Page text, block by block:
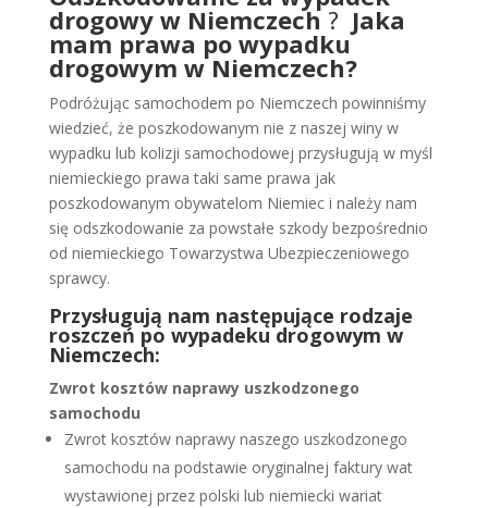
drogowy w Niemczech? Jaka
mam prawa po wypadku
drogowym w Niemczech?
Podróżując samochodem po Niemczech powinniśmy
wiedzieć, że poszkodowanym nie z naszej winy w
wypadku lub kolizji samochodowej przysługują w myśl
niemieckiego prawa taki same prawa jak
poszkodowanym obywatelom Niemiec i należy nam
się odszkodowanie za powstałe szkody bezpośrednio
od niemieckiego Towarzystwa Ubezpieczeniowego
sprawcy.
Przysługują nam następujące rodzaje
roszczeń po wypadeku drogowym w
Niemczech:
Zwrot kosztów naprawy uszkodzonego
samochodu
Zwrot kosztów naprawy naszego uszkodzonego
samochodu na podstawie oryginalnej faktury wat
wystawionej przez polski lub niemiecki wariat